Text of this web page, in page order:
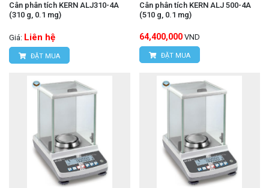
Cân phân tích KERN ALJ310-4A
(310 g, 0.1 mg)
Giá: Liên hệ
ĐẶT MUA
Cân phân tích KERN ALJ 500-4A
(510 g, 0.1 mg)
64,400,000 VND
ĐẶT MUA